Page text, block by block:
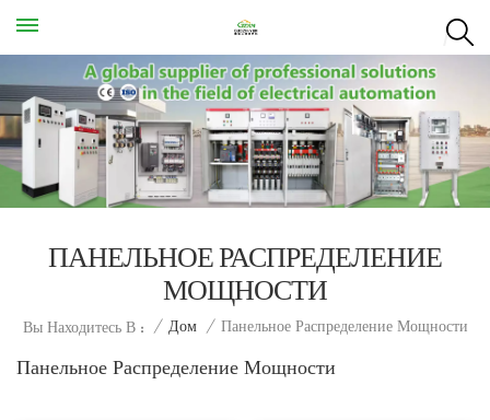
ПАНЕЛЬНОЕ РАСПРЕДЕЛЕНИЕ
МОЩНОСТИ
Вы Находитесь В : / Дом / Панельное Распределение Мощности
Панельное Распределение Мощности